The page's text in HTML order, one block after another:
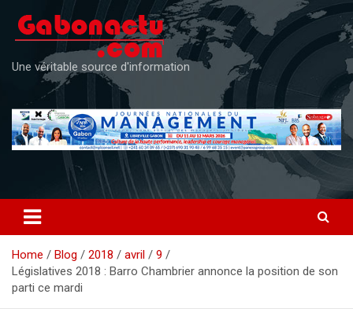
content
Une véritable source d'information
Home Blog 2018 avril
9
Législatives 2018 : Barro Chambrier annonce la position de son
parti ce mardi